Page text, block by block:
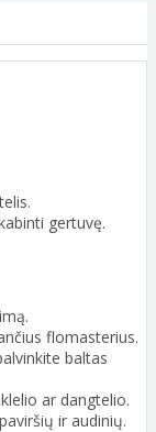
gertuvę.
flomasterius.
baltas
ar dangtelio.
ir audinių.